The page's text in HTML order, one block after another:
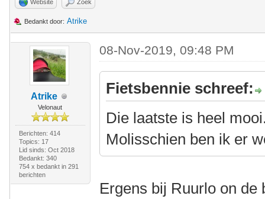
Website Zoek
Bedankt door: Atrike
Atrike
Velonaut
Berichten: 414
Topics: 17
Lid sinds: Oct 2018
Bedankt: 340
754 x bedankt in 291
berichten
08-Nov-2019, 09:48 PM
Fietsbennie schreef:
Die laatste is heel
Molisschien ben ik er
Ergens bij Ruurlo on de